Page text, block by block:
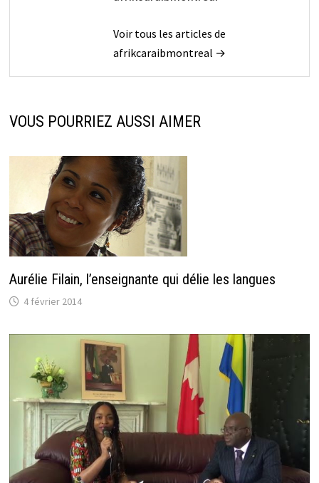
Voir tous les articles de
afrikcaraibmontreal →
VOUS POURRIEZ AUSSI AIMER
Aurélie Filain, l’enseignante qui délie les langues
4 février 2014